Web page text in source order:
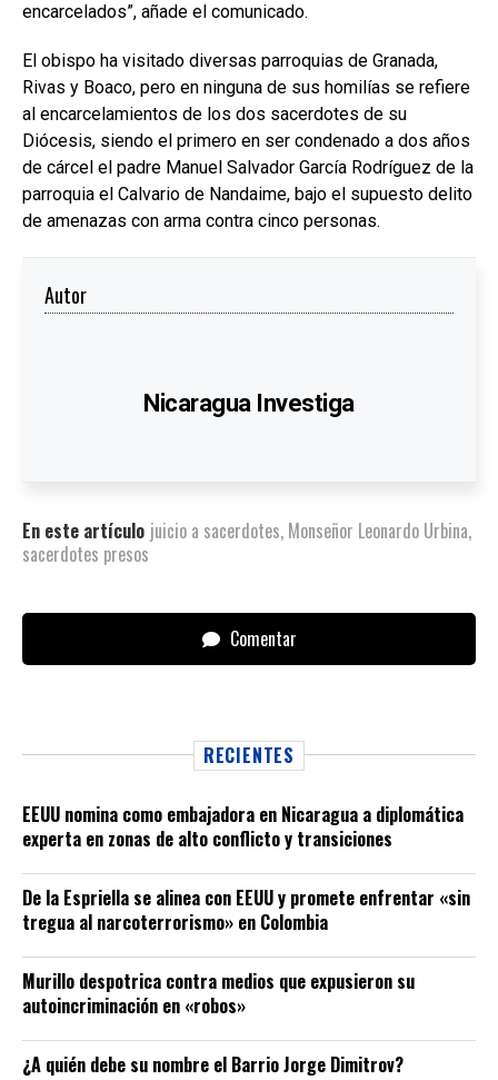
encarcelados”, añade el comunicado.
El obispo ha visitado diversas parroquias de Granada,
Rivas y Boaco, pero en ninguna de sus homilías se refiere
al encarcelamientos de los dos sacerdotes de su
Diócesis, siendo el primero en ser condenado a dos años
de cárcel el padre Manuel Salvador García Rodríguez de la
parroquia el Calvario de Nandaime, bajo el supuesto delito
de amenazas con arma contra cinco personas.
Autor
Nicaragua Investiga
En este artículo juicio a sacerdotes, Monseñor Leonardo Urbina,
sacerdotes presos
Comentar
RECIENTES
EEUU nomina como embajadora en Nicaragua a diplomática
experta en zonas de alto conflicto y transiciones
De la Espriella se alinea con EEUU y promete enfrentar «sin
tregua al narcoterrorismo» en Colombia
Murillo despotrica contra medios que expusieron su
autoincriminación en «robos»
¿A quién debe su nombre el Barrio Jorge Dimitrov?